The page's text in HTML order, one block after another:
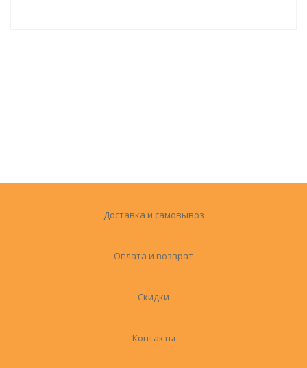
Доставка и самовывоз
Оплата и возврат
Скидки
Контакты